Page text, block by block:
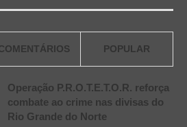
POPULAR
Operação P.R.O.T.E.T.O.R. reforça
combate ao crime nas divisas do
Rio Grande do Norte